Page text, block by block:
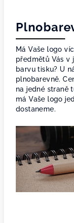
Má Vaše logo
předmětů Vás v
barvu tisku? U
plnobarevně.
na jedné straně
má Vaše logo
dostaneme.